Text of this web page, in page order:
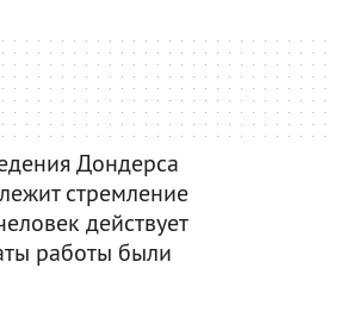
Дондерса
стремление
действует
работы были